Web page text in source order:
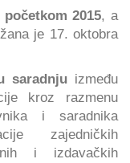
2015, a
je 17. oktobra
saradnju između
kroz razmenu
i saradnika
zajedničkih
i izdavačkih